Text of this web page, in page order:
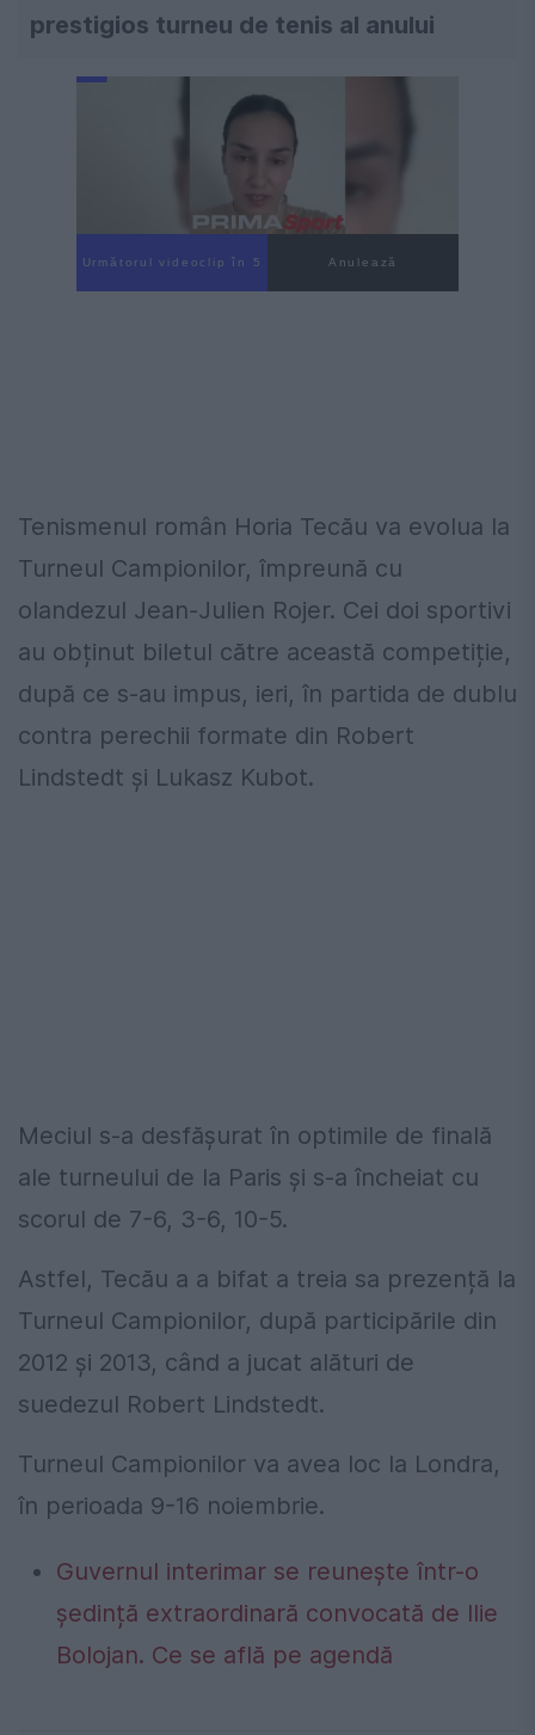
prestigios turneu de tenis al anului
Următorul videoclip în 4 Anulează
Tenismenul român Horia Tecău va evolua la
Turneul Campionilor, împreună cu
olandezul Jean-Julien Rojer. Cei doi sportivi
au obținut biletul către această competiție,
după ce s-au impus, ieri, în partida de dublu
contra perechii formate din Robert
Lindstedt și Lukasz Kubot.
Meciul s-a desfășurat în optimile de finală
ale turneului de la Paris și s-a încheiat cu
scorul de 7-6, 3-6, 10-5.
Astfel, Tecău a a bifat a treia sa prezență la
Turneul Campionilor, după participările din
2012 și 2013, când a jucat alături de
suedezul Robert Lindstedt.
Turneul Campionilor va avea loc la Londra,
în perioada 9-16 noiembrie.
Guvernul interimar se reunește într-o
ședință extraordinară convocată de Ilie
Bolojan. Ce se află pe agendă